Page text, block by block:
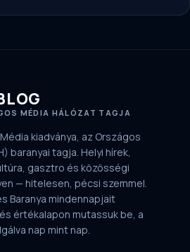
MÉDIA HÁLÓZAT TAGJA
kiadványa, az Országos
baranyai tagja. Helyi hírek,
gasztro és közösségi
— hitelesen, pécsi szemmel.
Baranya mindennapjait
értékalapon mutassuk be, a
nap mint nap.